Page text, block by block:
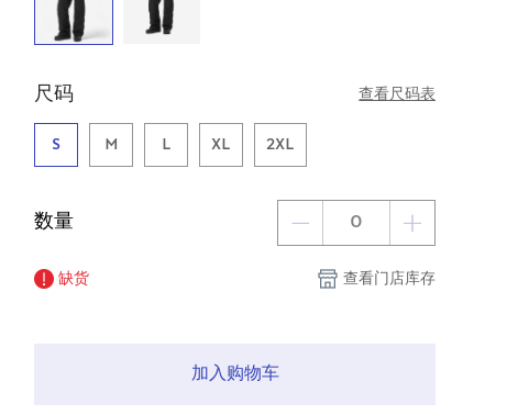
尺码 查看尺码表
S M L XL 2XL
数量
缺货 查看门店库存
加入购物车